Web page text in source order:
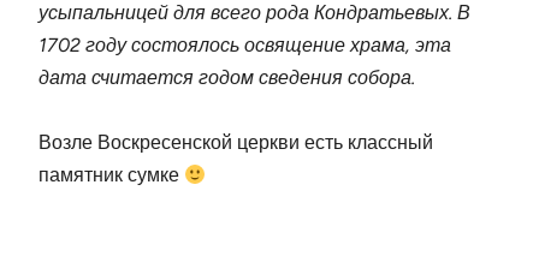
усыпальницей для всего рода Кондратьевых. В
1702 году состоялось освящение храма, эта
дата считается годом сведения собора.
Возле Воскресенской церкви есть классный
памятник сумке